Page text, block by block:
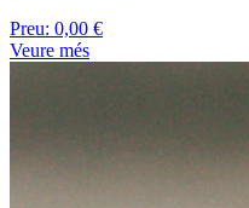
Preu: 0,00 €
Veure més